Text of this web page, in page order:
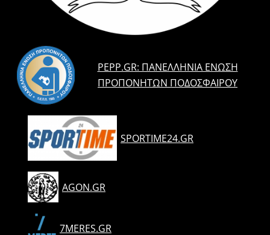
PEPP.GR: ΠΑΝΕΛΛΉΝΙΑ ΈΝΩΣΗ
ΠΡΟΠΟΝΗΤΏΝ ΠΟΔΟΣΦΑΊΡΟΥ
SPORTIME24.GR
AGON.GR
7MERES.GR